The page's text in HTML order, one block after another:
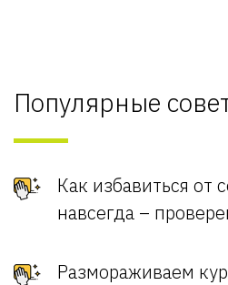
Популярные
Как избавиться от
навсегда –
Размораживаем